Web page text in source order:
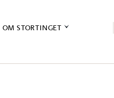
OM STORTINGET